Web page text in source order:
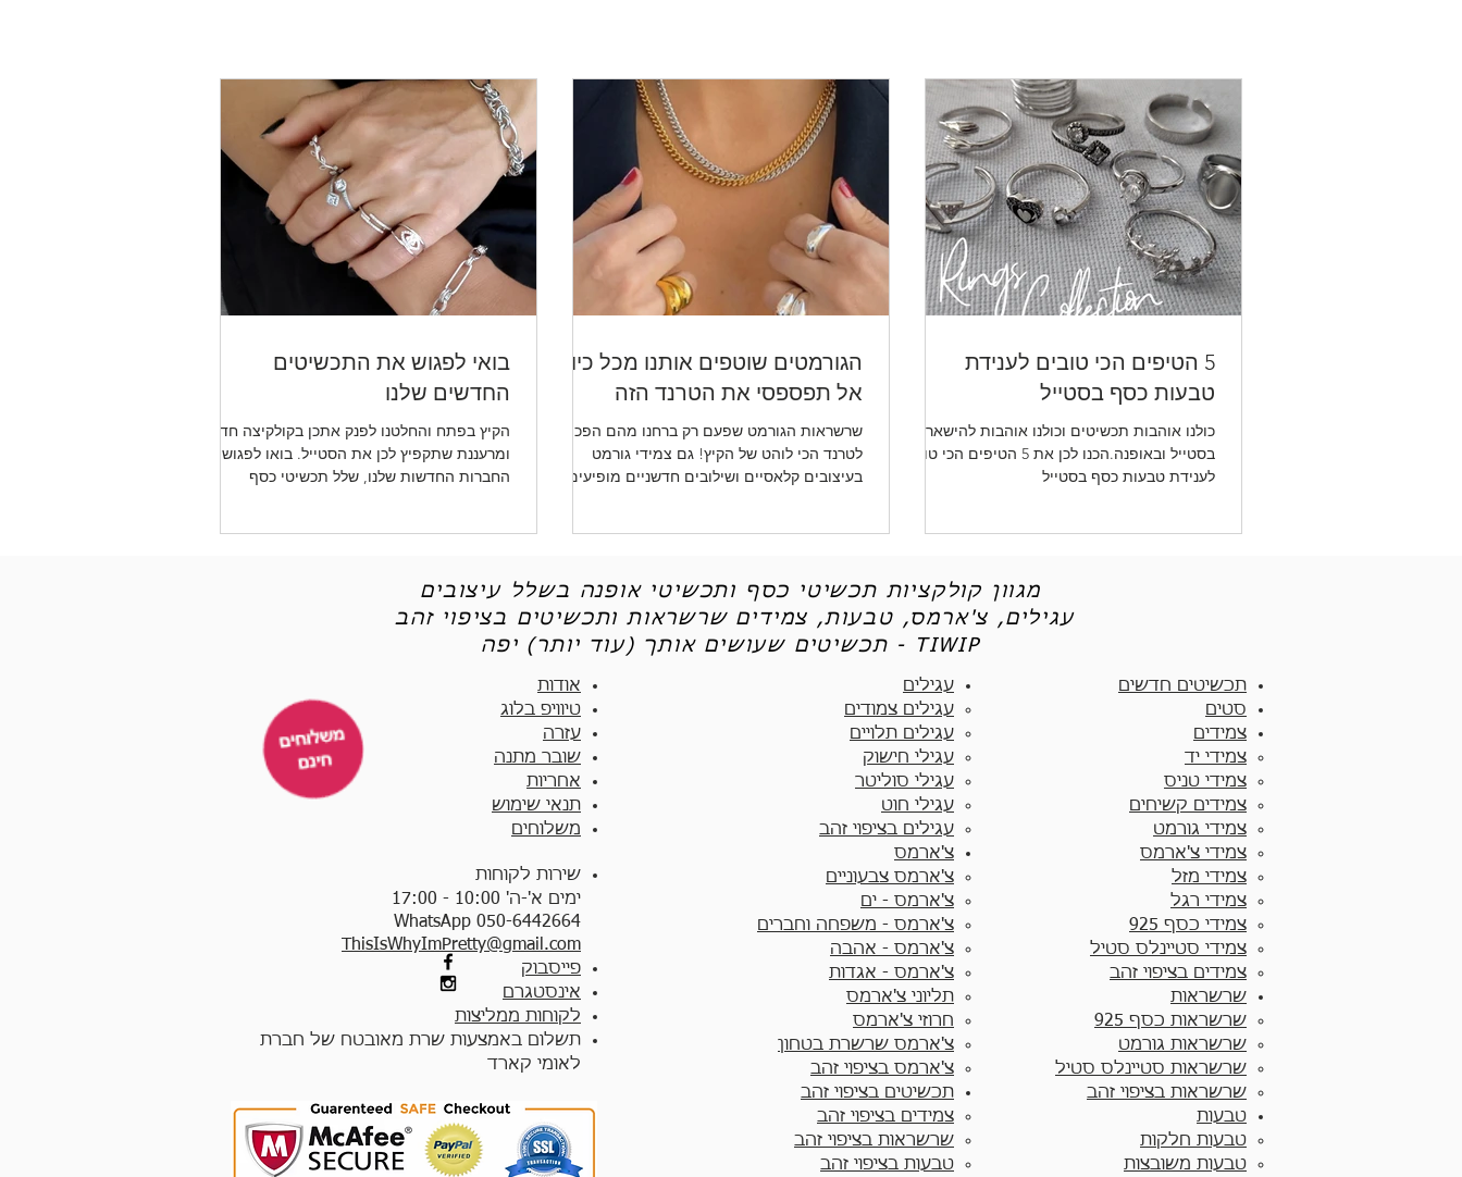
אודט
לני
5 הטיפים הכי טובים לענידת
טבעות כסף בסטייל
כולנו אוהבות תכשיטים וכולנו אוהבות להישאר
בסטייל ובאופנה.הכנו לכן את 5 הטיפים הכי טובים
לענידת טבעות כסף בסטייל
הגורמטים שוטפים אותנו מכל כיוון -
אל תפספסי את הטרנד הזה
שרשראות הגורמט שפעם רק ברחנו מהם הפכו
לטרנד הכי לוהט של הקיץ! גם צמידי גורמט
בעיצובים קלאסיים ושילובים חדשניים מופיעים
בואי לפגוש את התכשיטים
החדשים שלנו
הקיץ בפתח והחלטנו לפנק אתכן בקולקיצה חדשה
ומרעננת שתקפיץ לכן את הסטייל. בואו לפגוש את
החברות החדשות שלנו, שלל תכשיטי כסף
מגוון קולקציות תכשיטי כסף ותכשיטי אופנה בשלל עיצובים
עגילים, צ'ארמס, טבעות, צמידים שרשראות ותכשיטים בציפוי זהב
תכשיטים שעושים אותך (עוד יותר) יפה - TIWIP
אודות
טיוויפ בלוג
עזרה
שובר מתנה
אחריות
תנאי שימוש
משלוחים
שירות לקוחות
ימים א'-ה' 10:00 - 17:00
WhatsApp 050-6442664
ThisIsWhyImPretty@gmail.com
פייסבוק
אינסטגרם
לקוחות ממליצות
תשלום באמצעות שרת מאובטח של חברת
לאומי קארד
עגילים
עגילים צמודים​
עגילים תלויים
עגילי חישוק
עגילי סוליטר
עגילי חוט
עגילים בציפוי זהב
צ'ארמס
צ'ארמס צבעוניים​
צ'ארמס - ים
צ'ארמס - משפחה וחברים
צ'ארמס - אהבה
צ'ארמס - אגדות
תליוני צ'ארמס
חרוזי צ'ארמס
צ'ארמס שרשרת בטחון
צ'ארמס בציפוי זהב
תכשיטים בציפוי זהב
צמידים בציפוי זהב​
שרשראות בציפוי זהב
טבעות בציפוי זהב
תכשיטים חדשים
סטים
צמידים
צמידי יד​
צמידי טניס
צמידים קשיחים
צמידי גורמט
צמידי צ'ארמס
צמידי מזל
צמידי רגל
צמידי כסף 925
צמידי סטיינלס סטיל
צמידים בציפוי זהב
שרשראות
שרשראות כסף 925​
שרשראות גורמט
שרשראות סטיינלס סטיל
שרשראות בציפוי זהב
טבעות
טבעות חלקות​
טבעות משובצות